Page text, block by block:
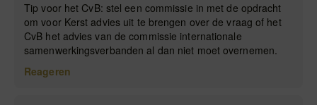
Tip voor het CvB: stel een commissie in met de opdracht
om voor Kerst advies uit te brengen over de vraag of het
CvB het advies van de commissie internationale
samenwerkingsverbanden al dan niet moet overnemen.
Reageren